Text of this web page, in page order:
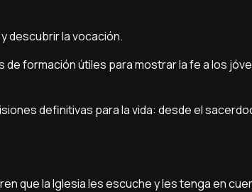
descubrir la vocación.
formación útiles para mostrar la fe a los
definitivas para la vida: desde el
que la Iglesia les escuche y les tenga en